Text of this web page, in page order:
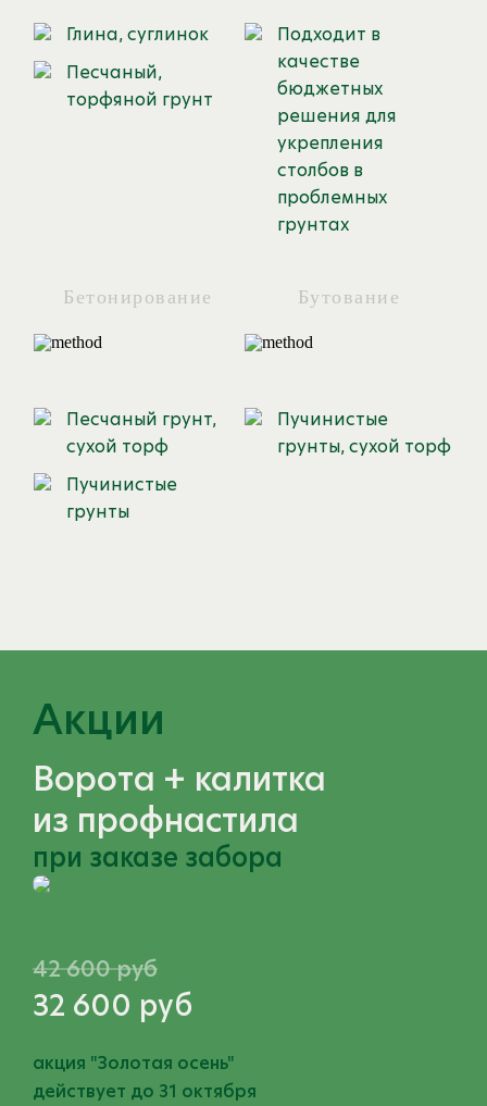
Глина, суглинок
Песчаный,
торфяной грунт
Подходит в
качестве
бюджетных
решения для
укрепления
столбов в
проблемных
грунтах
Бетонирование
Песчаный грунт,
сухой торф
Пучинистые
грунты
Бутование
Пучинистые
грунты, сухой торф
Акции
Ворота + калитка
из профнастила
при заказе забора
42 600 руб
32 600 руб
акция "Золотая осень"
действует до 31 октября